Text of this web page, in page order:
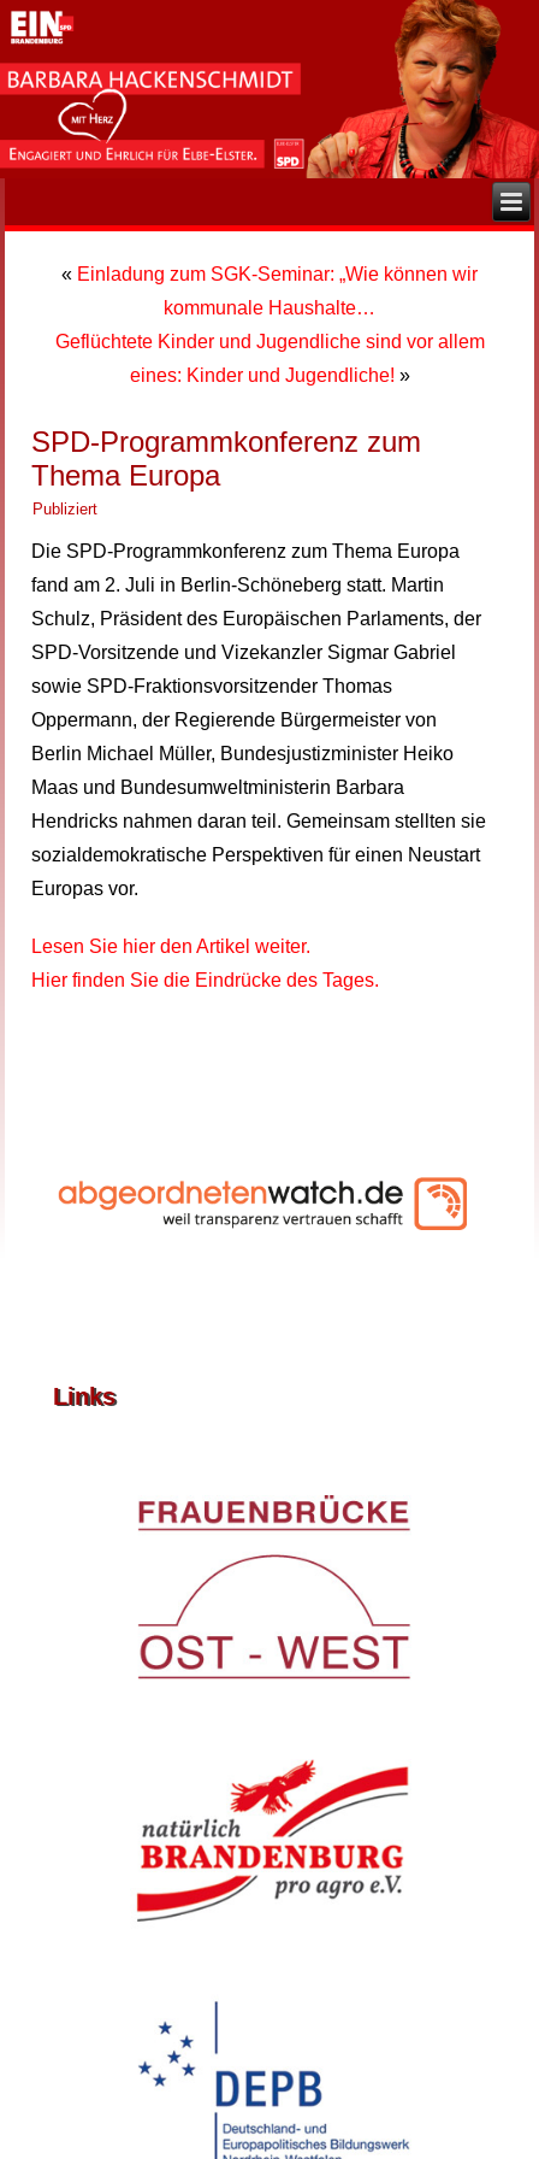
« Einladung zum SGK-Seminar: „Wie können wir
kommunale Haushalte…
Geflüchtete Kinder und Jugendliche sind vor allem
eines: Kinder und Jugendliche! »
SPD-Programmkonferenz zum
Thema Europa
Publiziert
Die SPD-Programmkonferenz zum Thema Europa
fand am 2. Juli in Berlin-Schöneberg statt. Martin
Schulz, Präsident des Europäischen Parlaments, der
SPD-Vorsitzende und Vizekanzler Sigmar Gabriel
sowie SPD-Fraktionsvorsitzender Thomas
Oppermann, der Regierende Bürgermeister von
Berlin Michael Müller, Bundesjustizminister Heiko
Maas und Bundesumweltministerin Barbara
Hendricks nahmen daran teil. Gemeinsam stellten sie
sozialdemokratische Perspektiven für einen Neustart
Europas vor.
Lesen Sie hier den Artikel weiter.
Hier finden Sie die Eindrücke des Tages.
Links